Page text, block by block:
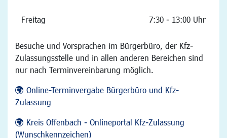
Freitag 7:30 - 13:00 Uhr
Besuche und Vorsprachen im Bürgerbüro, der Kfz-
Zulassungsstelle und in allen anderen Bereichen sind
nur nach Terminvereinbarung möglich.
Online-Terminvergabe Bürgerbüro und Kfz-
Zulassung
Kreis Offenbach - Onlineportal Kfz-Zulassung
(Wunschkennzeichen)